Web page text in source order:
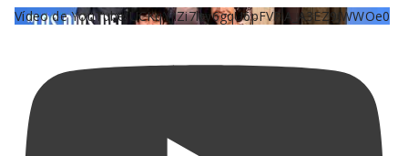
Vídeo de YouTube UCKqYjiZi7lzy6gqU6pFVFiA_A3EZ9JWWOe0